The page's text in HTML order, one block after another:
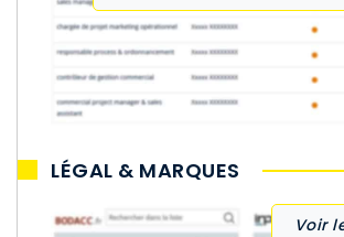
LÉGAL & MARQUES
Voir